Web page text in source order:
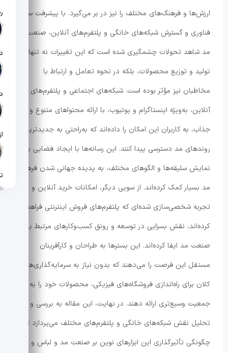
ارزش‌ها و فرهنگ‌های مختلف را نیز در بر می‌گیرد. با پیشرفت سریع
فناوری و گسترش شبکه‌های خانگی و پلتفرم‌های آنلاین، صنعت
مد شاهد تحولات چشمگیری شده است که این تغییرات نه تنها در
تولید و توزیع محصولات، بلکه در نحوه تعامل و ارتباط با
مخاطبان نیز مؤثر بوده است. شبکه‌های اجتماعی و پلتفرم‌های
آنلاین، به‌ویژه اینستاگرام و یوتیوب، با ارائه محتواهای متنوع و
جذاب، به کاربران این امکان را داده‌اند که به‌راحتی به جدیدترین
روندهای مد دسترسی پیدا کنند. این رسانه‌ها با ایجاد فضایی برای
نمایش سلیقه‌ها و الگوهای مختلف، به پدیده جهانی شدن فرهنگ
مد بسیار کمک کرده‌اند. از سویی دیگر، امکانات خرید آنلاین و
تجربه شخصی‌سازی شده‌ای که پلتفرم‌های فروش اینترنتی فراهم
کرده‌اند، نقش بسزایی در توسعه و رونق کسب‌وکارهای مرتبط با
صنعت مد ایفا کرده‌اند. این بسترها به طراحان و کارآفرینان
مستقل این فرصت را می‌دهند که بدون نیاز به سرمایه‌گذاری‌های
کلان برای راه‌اندازی فروشگاه‌های فیزیکی، محصولات خود را به
جمعیت وسیع‌تری ارائه دهند. در نهایت، این مقاله به بررسی و
تحلیل نقش شبکه‌های خانگی و پلتفرم‌های مختلف می‌پردازد تا
چگونگی تأثیرگذاری این ابزارهای نوین بر صنعت مد و لباس و